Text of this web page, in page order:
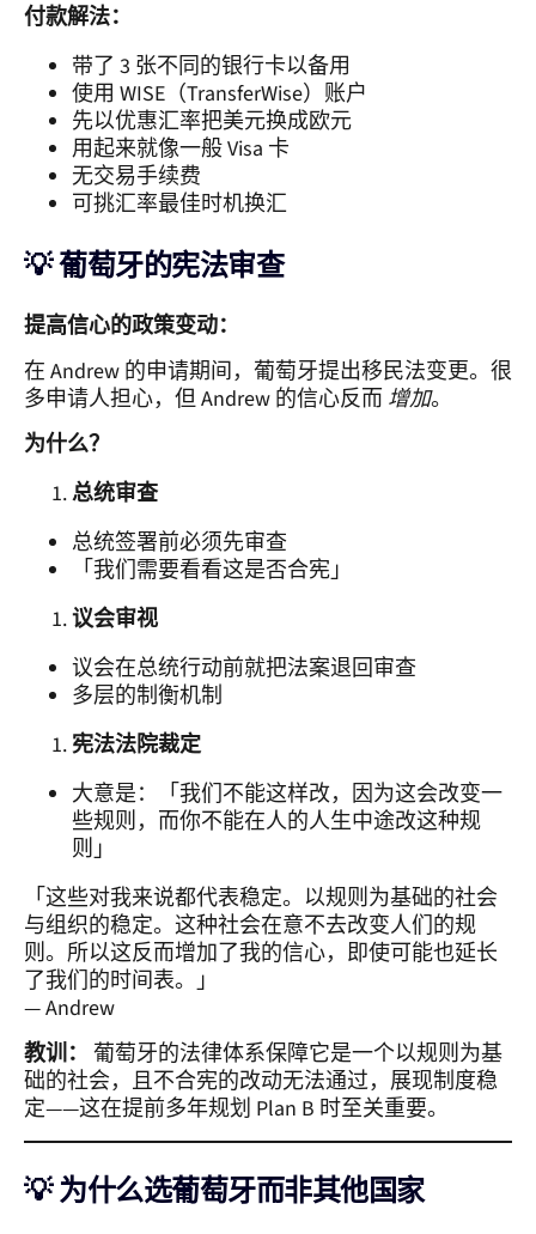
付款解法：
带了 3 张不同的银行卡以备用
使用 WISE（TransferWise）账户
先以优惠汇率把美元换成欧元
用起来就像一般 Visa 卡
无交易手续费
可挑汇率最佳时机换汇
💡 葡萄牙的宪法审查
提高信心的政策变动：
在 Andrew 的申请期间，葡萄牙提出移民法变更。很
多申请人担心，但 Andrew 的信心反而 增加。
为什么？
总统审查
总统签署前必须先审查
「我们需要看看这是否合宪」
议会审视
议会在总统行动前就把法案退回审查
多层的制衡机制
宪法法院裁定
大意是：「我们不能这样改，因为这会改变一
些规则，而你不能在人的人生中途改这种规
则」
「这些对我来说都代表稳定。以规则为基础的社会
与组织的稳定。这种社会在意不去改变人们的规
则。所以这反而增加了我的信心，即使可能也延长
了我们的时间表。」
— Andrew
教训： 葡萄牙的法律体系保障它是一个以规则为基
础的社会，且不合宪的改动无法通过，展现制度稳
定——这在提前多年规划 Plan B 时至关重要。
💡 为什么选葡萄牙而非其他国家